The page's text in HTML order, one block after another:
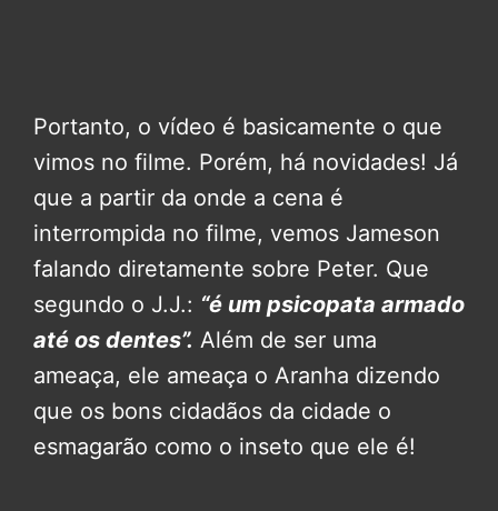
Portanto, o vídeo é basicamente o que
vimos no filme. Porém, há novidades! Já
que a partir da onde a cena é
interrompida no filme, vemos Jameson
falando diretamente sobre Peter. Que
segundo o J.J.: “é um psicopata armado
até os dentes”. Além de ser uma
ameaça, ele ameaça o Aranha dizendo
que os bons cidadãos da cidade o
esmagarão como o inseto que ele é!